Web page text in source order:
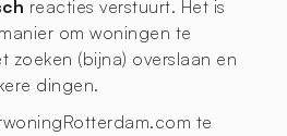
reacties verstuurt. Het is
om woningen te
(bijna) overslaan en
dingen.
te